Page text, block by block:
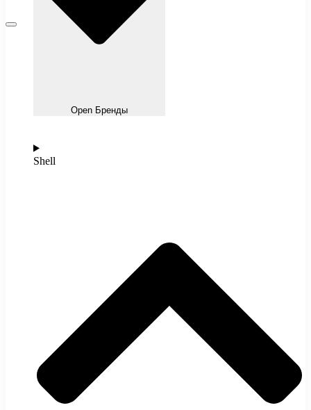
Open Бренды
Shell